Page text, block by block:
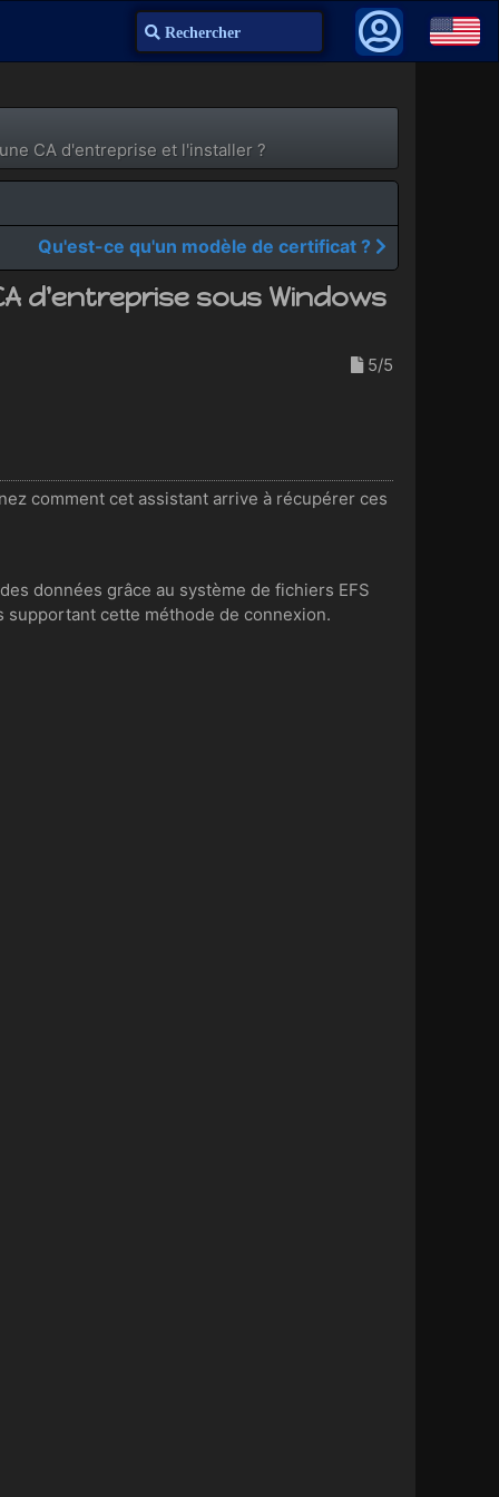
Recherche
CA d'entreprise et l'installer ?
Qu'est-ce qu'un modèle de certificat ?
d'entreprise sous Windows
5/5
comment cet assistant arrive à récupérer ces
données grâce au système de fichiers EFS
cette méthode de connexion.